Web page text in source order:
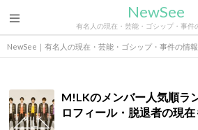
NewSee
有名人の現在・芸能・ゴシップ・事件
NewSee｜有名人の現在・芸能・ゴシップ・事件の情報
M!LKのメンバー人気順ラ
ロフィール・脱退者の現